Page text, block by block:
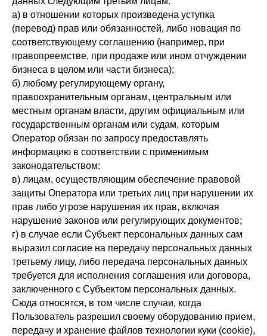
а) в отношении которых произведена уступка
(перевод) прав или обязанностей, либо новация по
соответствующему соглашению (например, при
правопреемстве, при продаже или ином отчуждении
бизнеса в целом или части бизнеса);
б) любому регулирующему органу,
правоохранительным органам, центральным или
местным органам власти, другим официальным или
государственным органам или судам, которым
Оператор обязан по запросу предоставлять
информацию в соответствии с применимым
законодательством;
в) лицам, осуществляющим обеспечение правовой
защиты Оператора или третьих лиц при нарушении их
прав либо угрозе нарушения их прав, включая
нарушение законов или регулирующих документов;
г) в случае если Субъект персональных данных сам
выразил согласие на передачу персональных данных
третьему лицу, либо передача персональных данных
требуется для исполнения соглашения или договора,
заключенного с Субъектом персональных данных.
Сюда относятся, в том числе случаи, когда
Пользователь разрешил своему оборудованию прием,
передачу и хранение файлов технологии куки (cookie),